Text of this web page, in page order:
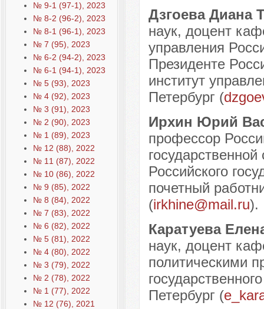
№ 9-1 (97-1), 2023
№ 8-2 (96-2), 2023
№ 8-1 (96-1), 2023
№ 7 (95), 2023
№ 6-2 (94-2), 2023
№ 6-1 (94-1), 2023
№ 5 (93), 2023
№ 4 (92), 2023
№ 3 (91), 2023
№ 2 (90), 2023
№ 1 (89), 2023
№ 12 (88), 2022
№ 11 (87), 2022
№ 10 (86), 2022
№ 9 (85), 2022
№ 8 (84), 2022
№ 7 (83), 2022
№ 6 (82), 2022
№ 5 (81), 2022
№ 4 (80), 2022
№ 3 (79), 2022
№ 2 (78), 2022
№ 1 (77), 2022
№ 12 (76), 2021
Дзгоева Диана
наук, доцент
управления
Президенте
институт
Петербург (
Ирхин Юрий
профессор
Российского
почетный
(irkhine@mail.ru).
Каратуева
наук, доцент
политическими
Петербург (